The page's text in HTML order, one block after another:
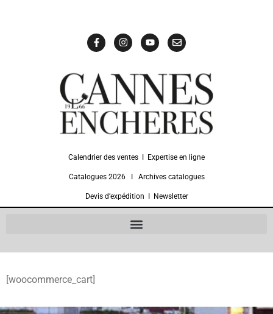
Calendrier des ventes Expertise en ligne
Catalogues 2026Ι Archives catalogues
Devis d’expédition Newsletter
[woocommerce_cart]